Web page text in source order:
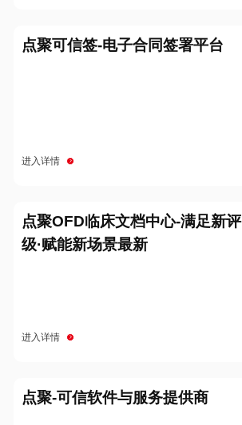
点聚可信签-电子合同签署平台
进入详情
点聚OFD临床文档中心-满足新评
级·赋能新场景最新
进入详情
点聚-可信软件与服务提供商